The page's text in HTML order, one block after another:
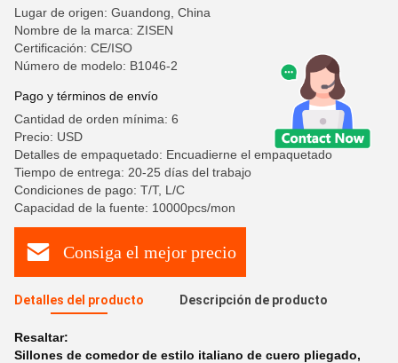
Lugar de origen: Guandong, China
Nombre de la marca: ZISEN
Certificación: CE/ISO
Número de modelo: B1046-2
Pago y términos de envío
Cantidad de orden mínima: 6
Precio: USD
Detalles de empaquetado: Encuadierne el empaquetado
Tiempo de entrega: 20-25 días del trabajo
Condiciones de pago: T/T, L/C
Capacidad de la fuente: 10000pcs/mon
Consiga el mejor precio
Detalles del producto Descripción de producto
Resaltar:
Sillones de comedor de estilo italiano de cuero pliegado,